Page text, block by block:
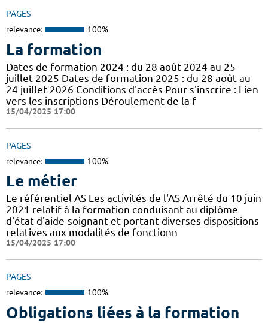
PAGES
relevance: 100%
La formation
Dates de formation 2024 : du 28 août 2024 au 25
juillet 2025 Dates de formation 2025 : du 28 août au
24 juillet 2026 Conditions d'accès Pour s'inscrire : Lien
vers les inscriptions Déroulement de la f
15/04/2025 17:00
PAGES
relevance: 100%
Le métier
Le référentiel AS Les activités de l'AS Arrêté du 10 juin
2021 relatif à la formation conduisant au diplôme
d'état d'aide-soignant et portant diverses dispositions
relatives aux modalités de fonctionn
15/04/2025 17:00
PAGES
relevance: 100%
Obligations liées à la formation